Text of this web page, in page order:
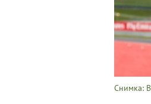
Снимка: